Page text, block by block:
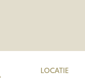
LOCATIE